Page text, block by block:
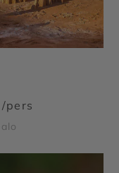
/pers